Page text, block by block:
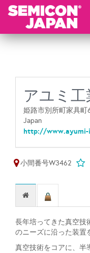
アユミ工
姫路市別所町家具町
Japan
http://www.ayumi-
小間番号W3462
長年培ってきた真空技
のニーズに沿った装置
真空技術をコアに、半